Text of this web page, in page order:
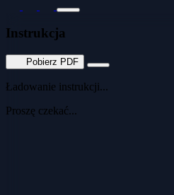
Instrukcja
Pobierz PDF
Ładowanie instrukcji...
Proszę czekać...